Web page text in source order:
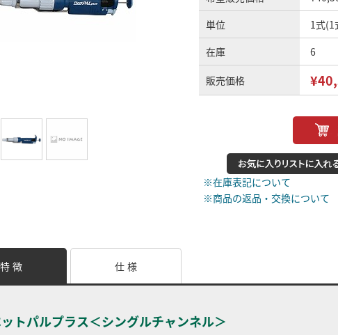
単位
1式(1
在庫
6
販売価格
※在庫表記について
※商品の返品・交換について
特 徴 仕 様
トパルプラス＜シングルチャンネル＞